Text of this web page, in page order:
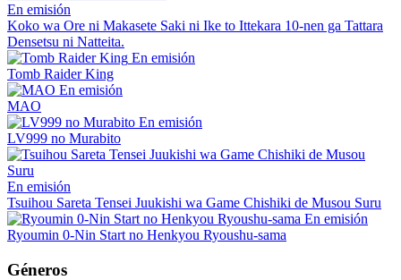
En emisión
Koko wa Ore ni Makasete Saki ni Ike to Ittekara 10-nen ga Tattara
Densetsu ni Natteita.
En emisión
Tomb Raider King
En emisión
MAO
En emisión
LV999 no Murabito
En emisión
Tsuihou Sareta Tensei Juukishi wa Game Chishiki de Musou Suru
En emisión
Ryoumin 0-Nin Start no Henkyou Ryoushu-sama
Géneros